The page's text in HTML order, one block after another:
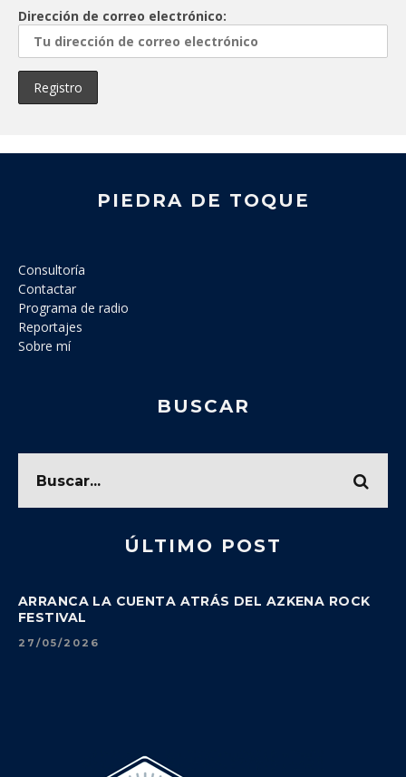
Dirección de correo electrónico:
PIEDRA DE TOQUE
Consultoría
Contactar
Programa de radio
Reportajes
Sobre mí
BUSCAR
ÚLTIMO POST
ARRANCA LA CUENTA ATRÁS DEL AZKENA ROCK
FESTIVAL
27/05/2026